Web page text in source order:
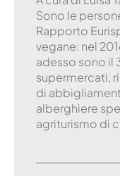
Sono le
Rapporto
vegane: nel
adesso sono il
supermercati,
di
alberghiere
agriturismo di